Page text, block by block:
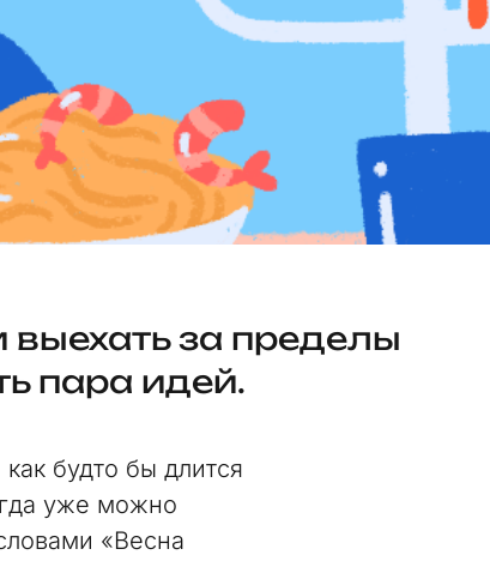
выехать за пределы
пара идей.
будто бы длится
уже можно
«Весна